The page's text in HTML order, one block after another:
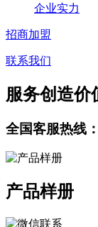
企业实力
招商加盟
联系我们
服务创造价
全国客服热线：
产品样册